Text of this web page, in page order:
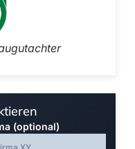
(optional)